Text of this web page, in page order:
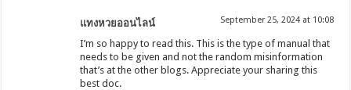
แทงหวยออนไลน์ September 25, 2024 at 10:08
I’m so happy to read this. This is the type of manual that
needs to be given and not the random misinformation
that’s at the other blogs. Appreciate your sharing this
best doc.